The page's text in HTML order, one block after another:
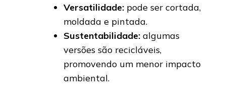
Versatilidade: pode ser cortada,
moldada e pintada.
Sustentabilidade: algumas
versões são recicláveis,
promovendo um menor impacto
ambiental.